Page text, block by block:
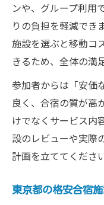
ンや、グループ利用
りの負担を軽減でき
施設を選ぶと移動コ
きるため、全体の満
参加者からは「安価
良く、合宿の質が高
けでなくサービス内
設のレビューや実際
計画を立ててくださ
東京都の格安合宿